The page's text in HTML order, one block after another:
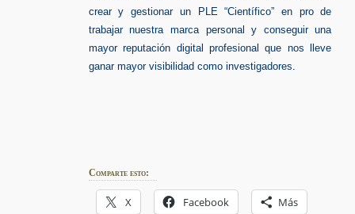
crear y gestionar un PLE “Científico” en pro de
trabajar nuestra marca personal y conseguir una
mayor reputación digital profesional que nos lleve
ganar mayor visibilidad como investigadores.
Comparte esto:
X Facebook Más